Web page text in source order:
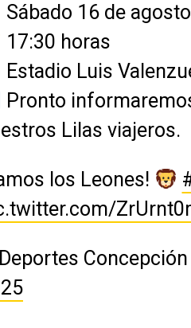
Sábado 16 de agosto
17:30 horas
Estadio Luis
Pronto
Lilas viajeros.
los Leones!